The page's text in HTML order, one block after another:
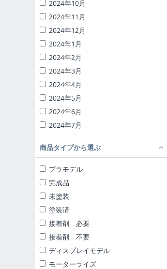
1/24 頭文字D
バック・トゥ・ザ・フューチャー
ナイトライダー
1/24 ディテールアップパーツ
ブラインドトイ
カプセルトイ
ザ☆ミニカー 1/18
ザ☆ミニカー 1/43
2024年10月
2024年11月
2024年12月
2024年1月
2024年2月
2024年3月
2024年4月
2024年5月
2024年6月
2024年7月
2024年9月
2025年10月
2025年11月
2025年12月
2025年1月
2025年2月
2025年3月
2025年4月
2025年5月
商品タイプから選ぶ
プラモデル
完成品
未塗装
塗装済
接着剤 必要
接着剤 不要
ディスプレイモデル
モーターライズ